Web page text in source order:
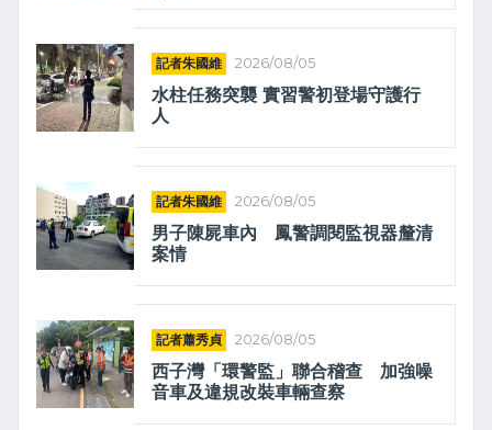
記者朱國維 2026/08/05
水柱任務突襲 實習警初登場守護行
人
記者朱國維 2026/08/05
男子陳屍車內 鳳警調閱監視器釐清
案情
記者蕭秀貞 2026/08/05
西子灣「環警監」聯合稽查 加強噪
音車及違規改裝車輛查察